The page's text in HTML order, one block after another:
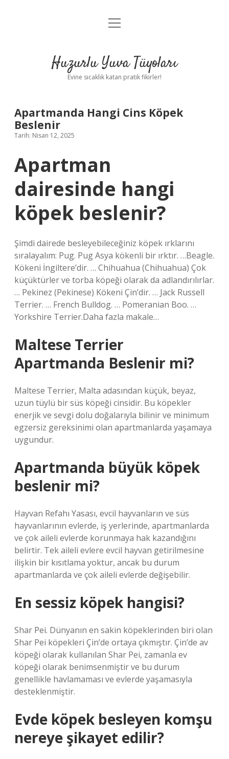
Anasayfa
Yasal Uyarı
menüyü
Huzurlu Yuva Tüyoları
Evine sıcaklık katan pratik fikirler!
Apartmanda Hangi Cins Köpek
Beslenir
Tarih: Nisan 12, 2025
Apartman
dairesinde hangi
köpek beslenir?
Şimdi dairede besleyebileceğiniz köpek ırklarını
sıralayalım: Pug. Pug Asya kökenli bir ırktır. …Beagle.
Kökeni İngiltere’dir. … Chihuahua (Chihuahua) Çok
küçüktürler ve torba köpeği olarak da adlandırılırlar.
… Pekinez (Pekinese) Kökeni Çin’dir. … Jack Russell
Terrier. … French Bulldog. … Pomeranian Boo. …
Yorkshire Terrier.Daha fazla makale…
Maltese Terrier
Apartmanda Beslenir mi?
Maltese Terrier, Malta adasından küçük, beyaz,
uzun tüylü bir süs köpeği cinsidir. Bu köpekler
enerjik ve sevgi dolu doğalarıyla bilinir ve minimum
egzersiz gereksinimi olan apartmanlarda yaşamaya
uygundur.
Apartmanda büyük köpek
beslenir mi?
Hayvan Refahı Yasası, evcil hayvanların ve süs
hayvanlarının evlerde, iş yerlerinde, apartmanlarda
ve çok aileli evlerde korunmaya hak kazandığını
belirtir. Tek aileli evlere evcil hayvan getirilmesine
ilişkin bir kısıtlama yoktur, ancak bu durum
apartmanlarda ve çok aileli evlerde değişebilir.
En sessiz köpek hangisi?
Shar Pei. Dünyanın en sakin köpeklerinden biri olan
Shar Pei köpekleri Çin’de ortaya çıkmıştır. Çin’de av
köpeği olarak kullanılan Shar Pei, zamanla ev
köpeği olarak benimsenmiştir ve bu durum
genellikle havlamaması ve evlerde yaşamasıyla
desteklenmiştir.
Evde köpek besleyen komşu
nereye şikayet edilir?